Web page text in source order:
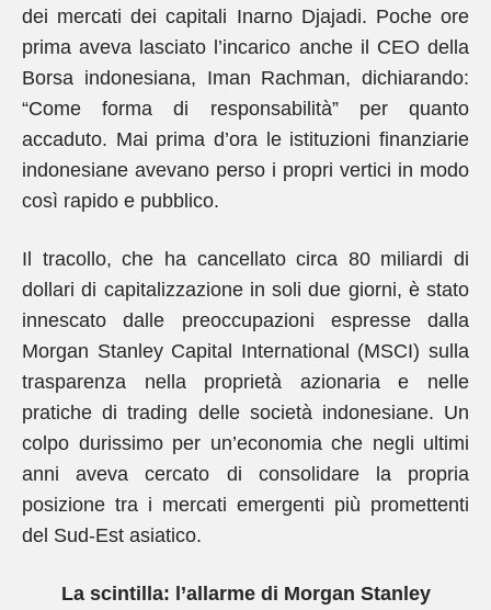
dei mercati dei capitali Inarno Djajadi. Poche ore
prima aveva lasciato l’incarico anche il CEO della
Borsa indonesiana, Iman Rachman, dichiarando:
“Come forma di responsabilità” per quanto
accaduto. Mai prima d’ora le istituzioni finanziarie
indonesiane avevano perso i propri vertici in modo
così rapido e pubblico.
Il tracollo, che ha cancellato circa 80 miliardi di
dollari di capitalizzazione in soli due giorni, è stato
innescato dalle preoccupazioni espresse dalla
Morgan Stanley Capital International (MSCI) sulla
trasparenza nella proprietà azionaria e nelle
pratiche di trading delle società indonesiane. Un
colpo durissimo per un’economia che negli ultimi
anni aveva cercato di consolidare la propria
posizione tra i mercati emergenti più promettenti
del Sud-Est asiatico.
La scintilla: l’allarme di Morgan Stanley